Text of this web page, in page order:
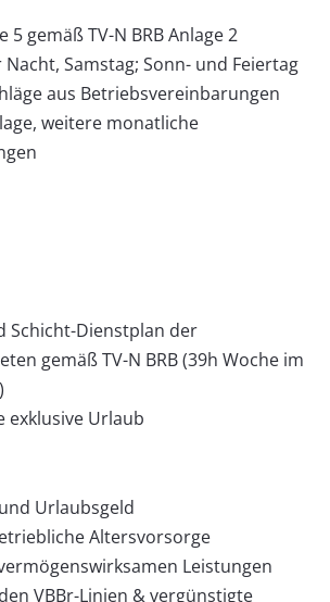
5 gemäß TV-N BRB Anlage 2
Samstag; Sonn- und Feiertag
aus Betriebsvereinbarungen
weitere monatliche
Schicht-Dienstplan der
gemäß TV-N BRB (39h Woche im
exklusive Urlaub
Urlaubsgeld
Altersvorsorge
Leistungen
VBBr-Linien & vergünstigte